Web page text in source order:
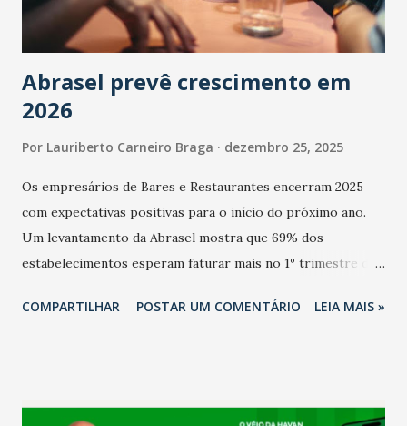
Abrasel prevê crescimento em
2026
Por Lauriberto Carneiro Braga dezembro 25, 2025
Os empresários de Bares e Restaurantes encerram 2025
com expectativas positivas para o início do próximo ano.
Um levantamento da Abrasel mostra que 69% dos
estabelecimentos esperam faturar mais no 1º trimestre de
relação ao último trimestre deste ano, 56% também
confraternizações de fim de ano e pelo pagamento do 13º
COMPARTILHAR POSTAR UM COMENTÁRIO LEIA MAIS »